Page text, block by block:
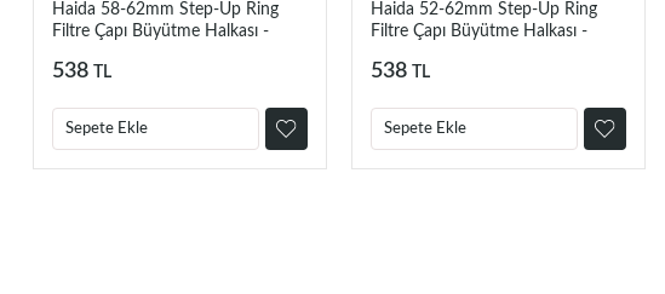
Haida 58-62mm Step-Up Ring
Filtre Çapı Büyütme Halkası -
538 TL
Sepete Ekle
Haida 52-62mm Step-Up Ring
Filtre Çapı Büyütme Halkası -
538 TL
Sepete Ekle